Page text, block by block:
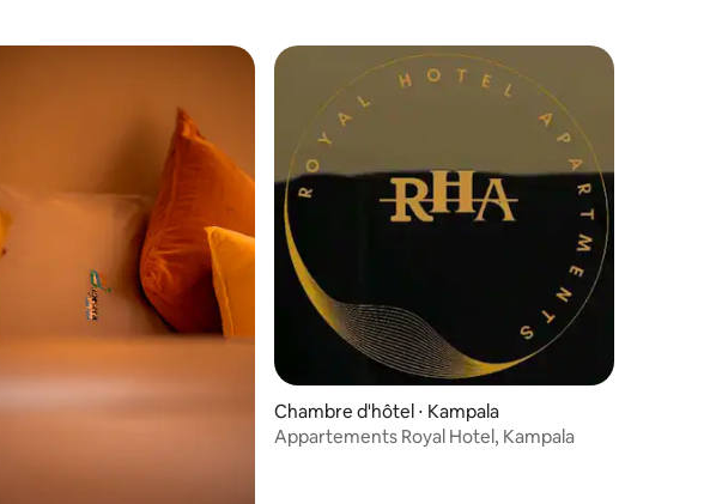
Chambre d'hôtel ⋅ Kampala
Appartements Royal Hotel, Kampala